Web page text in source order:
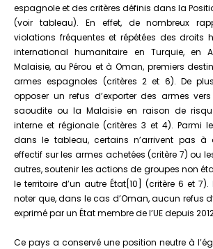
espagnole et des critères définis dans la
(voir tableau). En effet, de nombreux
violations fréquentes et répétées des droits
international humanitaire en Turquie, en
Malaisie, au Pérou et à Oman, premiers
armes espagnoles (critères 2 et 6). De
opposer un refus d’exporter des armes
saoudite ou la Malaisie en raison de
interne et régionale (critères 3 et 4). Parmi
dans le tableau, certains n’arrivent pas à
effectif sur les armes achetées (critère 7) ou
autres, soutenir les actions de groupes non
le territoire d’un autre État[10] (critère 6 et
noter que, dans le cas d’Oman, aucun refus
exprimé par un État membre de l’UE depuis
Ce pays a conservé une position neutre à